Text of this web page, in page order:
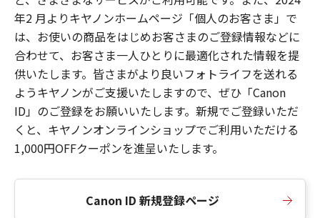
年2 月よりキヤノンホームページ「個人のお客さま」で
は、お使いの商品をはじめお客さまのご登録情報などに
合わせて、お客さま一人ひとりに最適化された情報を提
供いたします。皆さまがより良いフォトライフを送れる
ようキヤノンがご支援いたしますので、ぜひ「Canon
ID」のご登録をお願いいたします。新規でご登録いただ
くと、キヤノンオンラインショップでご利用いただける
1,000円OFFクーポンを進呈いたします。
Canon ID 新規登録ページ